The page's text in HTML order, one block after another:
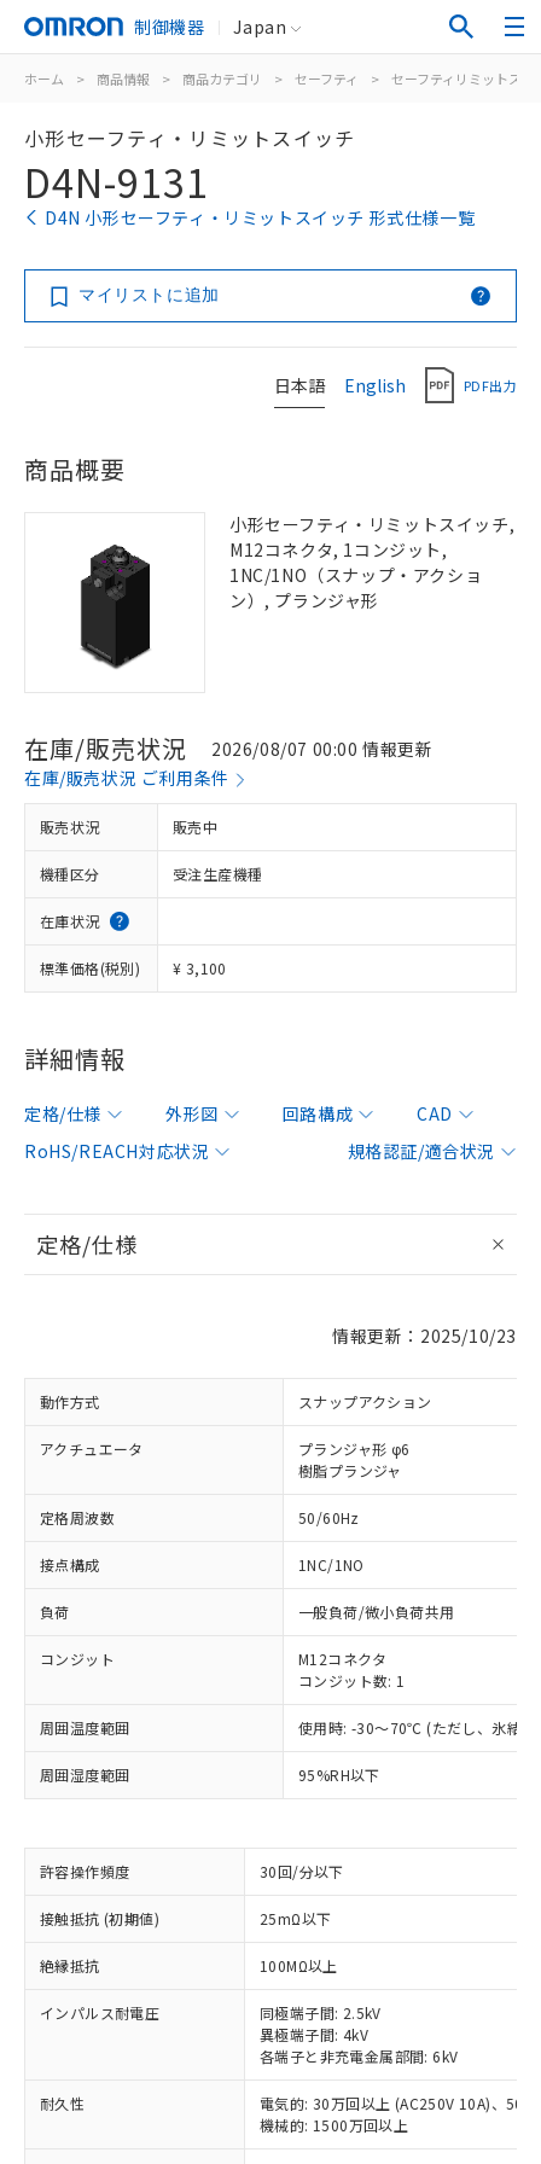
制御機器 Japan
ホーム > 商品情報 > 商品カテゴリ > セーフティ > セーフティリミットスイ
小形セーフティ・リミットスイッチ
D4N-9131
D4N 小形セーフティ・リミットスイッチ 形式仕様一覧
マイリストに追加
日本語 English PDF出力
商品概要
小形セーフティ・リミットスイッチ,
M12コネクタ, 1コンジット,
1NC/1NO（スナップ・アクショ
ン）, プランジャ形
在庫/販売状況
2026/08/07 00:00 情報更新
在庫/販売状況 ご利用条件
販売状況 販売中
機種区分 受注生産機種
在庫状況
標準価格(税別) ¥ 3,100
詳細情報
定格/仕様 外形図 回路構成
CAD
RoHS/REACH対応状況
規格認証/適合状況
定格/仕様
情報更新：2025/10/23
動作方式 スナップアクション
アクチュエータ
プランジャ形 φ6
樹脂プランジャ
定格周波数 50/60Hz
接点構成 1NC/1NO
負荷 一般負荷/微小負荷共用
コンジット
M12コネクタ
コンジット数: 1
周囲温度範囲 使用時: -30～70℃ (ただし、氷結し
周囲湿度範囲 95%RH以下
許容操作頻度 30回/分以下
接触抵抗 (初期値) 25mΩ以下
絶縁抵抗 100MΩ以上
インパルス耐電圧
同極端子間: 2.5kV
異極端子間: 4kV
各端子と非充電金属部間: 6kV
耐久性
電気的: 30万回以上 (AC250V 10A)、50
機械的: 1500万回以上
※1 対応状況
対応済み：EU RoHS指令（10物質）の
非含有に対応した製品が提供可能な商品で
対応予定：EU RoHS指令（10物質）の非含
有に対応した製品に切り替える予定のある